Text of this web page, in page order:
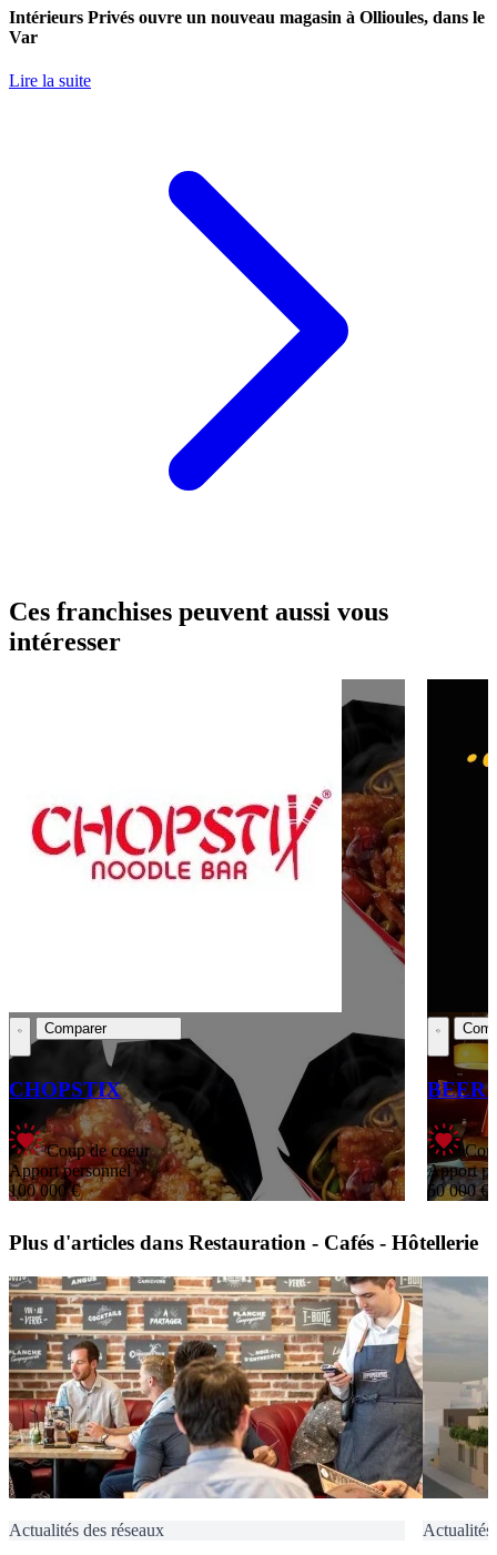
Intérieurs Privés ouvre un nouveau magasin à Ollioules, dans le
Var
Lire la suite
Ces franchises peuvent aussi vous
intéresser
Comparer
CHOPSTIX
Coup de coeur
Apport personnel
100 000 €
Apport
50 000 €
Plus d'articles dans Restauration - Cafés - Hôtellerie
Actualités des réseaux
Actualités